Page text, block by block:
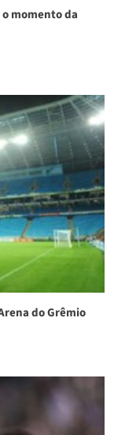
momento da
do Grêmio